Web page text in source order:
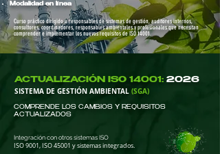
Modalidad en línea
Curso práctico dirigido a responsables de sistemas de gestión, auditores internos,
consultores, coordinadores, responsables ambientales y profesionales que necesitan
comprender e implementar los nuevos requisitos de ISO 14001.
ACTUALIZACIÓN ISO 14001: 2026
SISTEMA DE GESTIÓN AMBIENTAL (SGA)
COMPRENDE LOS CAMBIOS Y REQUISITOS
ACTUALIZADOS
Integración con otros sistemas ISO
ISO 9001, ISO 45001 y sistemas integrados.